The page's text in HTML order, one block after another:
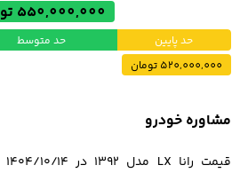
520,000,000 تومان
550,000,000 تومان
حد پایین حد متوسط
مشاوره خودرو